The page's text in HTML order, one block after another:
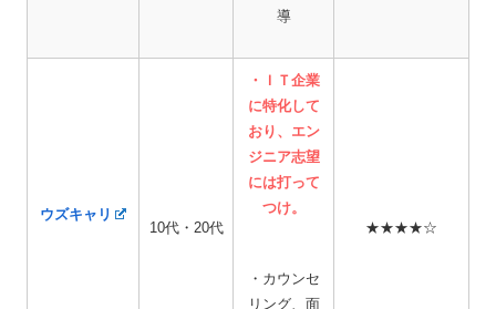
導
ウズキャリ
10代・20代
・ＩＴ企業
に特化して
おり、エン
ジニア志望
には打って
つけ。
・カウンセ
リング、面
★★★★☆